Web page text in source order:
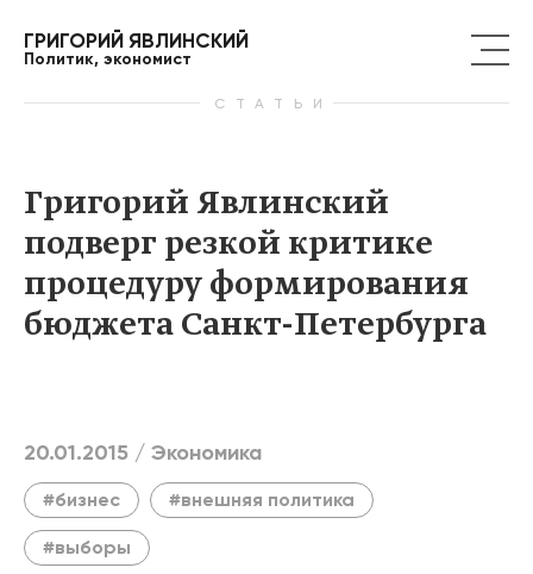
ГРИГОРИЙ ЯВЛИНСКИЙ
Политик, экономист
СТАТЬИ
Григорий Явлинский
подверг резкой критике
процедуру формирования
бюджета Санкт-Петербурга
20.01.2015 / Экономика
#бизнес #внешняя политика
#выборы